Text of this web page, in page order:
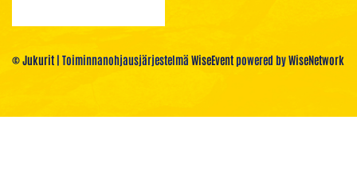
© Jukurit | Toiminnanohjausjärjestelmä WiseEventpowered byWiseNetwork